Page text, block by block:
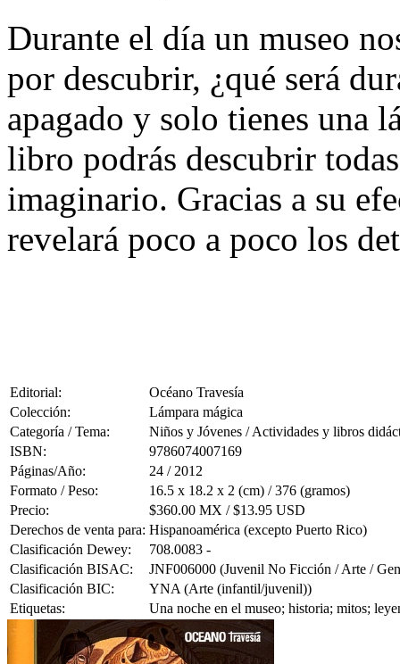
Durante el día un museo
por descubrir, ¿qué será
apagado y solo tienes una
libro podrás descubrir
imaginario. Gracias a su
revelará poco a poco los
Editorial:
Océano Travesía
Colección:
Lámpara mágica
Categoría / Tema:
Niños y Jóvenes / Actividades y libros
ISBN:
9786074007169
Páginas/Año:
24 / 2012
Formato / Peso:
16.5 x 18.2 x 2 (cm) / 376 (gramos)
Precio:
$360.00 MX / $13.95 USD
Derechos de venta para: Hispanoamérica (excepto Puerto Rico)
Clasificación Dewey:
708.0083 -
Clasificación BISAC:
JNF006000 (Juvenil No Ficción / Arte /
Clasificación BIC:
YNA (Arte (infantil/juvenil))
Etiquetas:
Una noche en el museo; historia; mitos;